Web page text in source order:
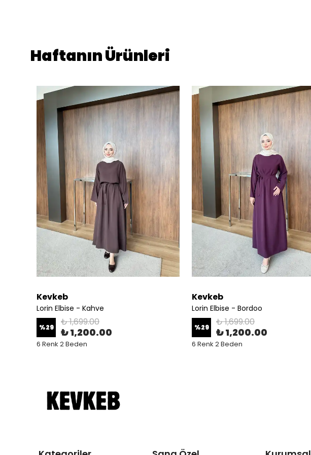
Haftanın Ürünleri
Kevkeb
Lorin Elbise - Kahve
%29 ₺ 1,699.00
₺ 1,200.00
6 Renk 2 Beden
Kevkeb
Lorin Elbise - Bordoo
%29 ₺ 1,699.00
₺ 1,200.00
6 Renk 2 Beden